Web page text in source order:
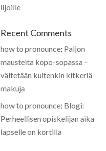
lijoille
Recent Comments
how to pronounce: Paljon
mausteita kopo-sopassa –
vältetään kuitenkin kitkeriä
makuja
how to pronounce: Blogi:
Perheellisen opiskelijan aika
lapselle on kortilla